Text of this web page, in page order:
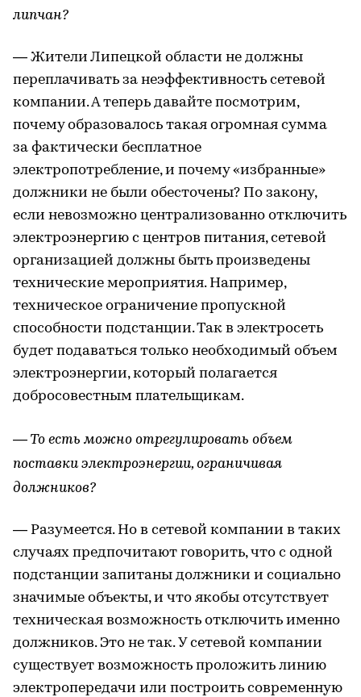
липчан?
— Жители Липецкой области не должны
переплачивать за неэффективность сетевой
компании. А теперь давайте посмотрим,
почему образовалось такая огромная сумма
за фактически бесплатное
электропотребление, и почему «избранные»
должники не были обесточены? По закону,
если невозможно централизованно отключить
электроэнергию с центров питания, сетевой
организацией должны быть произведены
технические мероприятия. Например,
техническое ограничение пропускной
способности подстанции. Так в электросеть
будет подаваться только необходимый объем
электроэнергии, который полагается
добросовестным плательщикам.
— То есть можно отрегулировать объем
поставки электроэнергии, ограничивая
должников?
— Разумеется. Но в сетевой компании в таких
случаях предпочитают говорить, что с одной
подстанции запитаны должники и социально
значимые объекты, и что якобы отсутствует
техническая возможность отключить именно
должников. Это не так. У сетевой компании
существует возможность проложить линию
электропередачи или построить современную